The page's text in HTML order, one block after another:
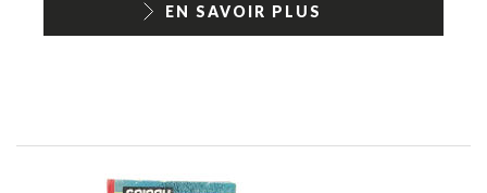
EN SAVOIR PLUS